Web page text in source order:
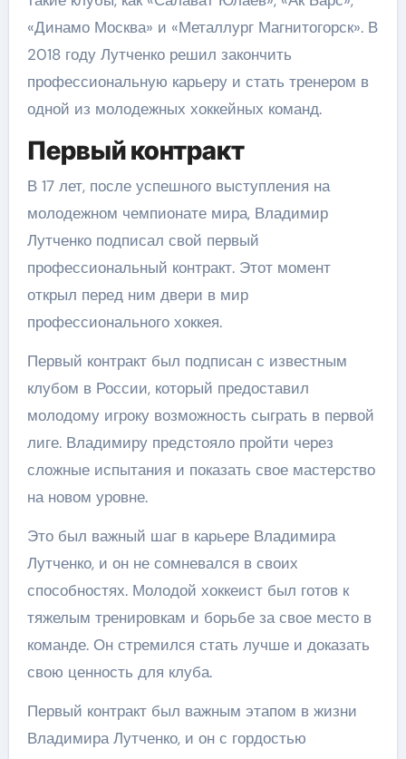
«Динамо Москва» и «Металлург Магнитогорск». В
2018 году Лутченко решил закончить
профессиональную карьеру и стать тренером в
одной из молодежных хоккейных команд.
Первый контракт
В 17 лет, после успешного выступления на
молодежном чемпионате мира, Владимир
Лутченко подписал свой первый
профессиональный контракт. Этот момент
открыл перед ним двери в мир
профессионального хоккея.
Первый контракт был подписан с известным
клубом в России, который предоставил
молодому игроку возможность сыграть в первой
лиге. Владимиру предстояло пройти через
сложные испытания и показать свое мастерство
на новом уровне.
Это был важный шаг в карьере Владимира
Лутченко, и он не сомневался в своих
способностях. Молодой хоккеист был готов к
тяжелым тренировкам и борьбе за свое место в
команде. Он стремился стать лучше и доказать
свою ценность для клуба.
Первый контракт был важным этапом в жизни
Владимира Лутченко, и он с гордостью